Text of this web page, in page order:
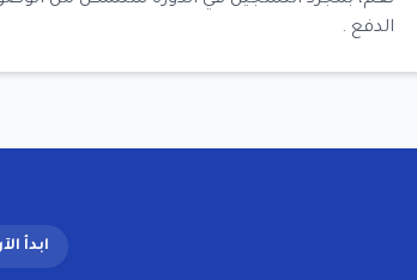
الدفع .
ابدأ